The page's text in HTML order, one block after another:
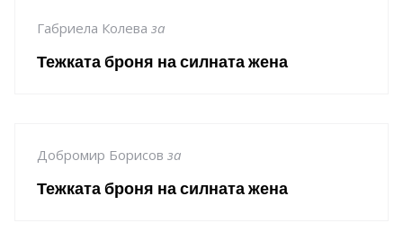
Габриела Колева за
Тежката броня на силната жена
Добромир Борисов за
Тежката броня на силната жена